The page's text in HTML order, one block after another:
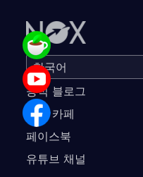
공식 블로그
공식 카페
페이스북
유튜브 채널